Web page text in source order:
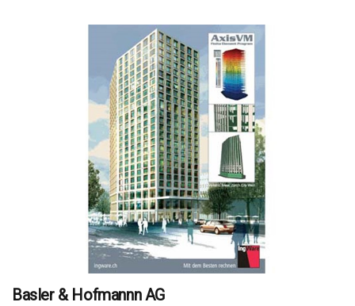
Basler & Hofmannn AG